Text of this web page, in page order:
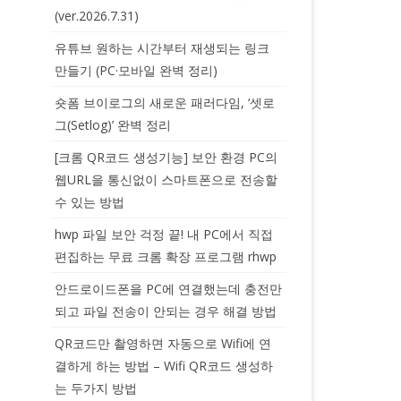
(ver.2026.7.31)
유튜브 원하는 시간부터 재생되는 링크
만들기 (PC·모바일 완벽 정리)
숏폼 브이로그의 새로운 패러다임, ‘셋로
그(Setlog)’ 완벽 정리
[크롬 QR코드 생성기능] 보안 환경 PC의
웹URL을 통신없이 스마트폰으로 전송할
수 있는 방법
hwp 파일 보안 걱정 끝! 내 PC에서 직접
편집하는 무료 크롬 확장 프로그램 rhwp
안드로이드폰을 PC에 연결했는데 충전만
되고 파일 전송이 안되는 경우 해결 방법
QR코드만 촬영하면 자동으로 Wifi에 연
결하게 하는 방법 – Wifi QR코드 생성하
는 두가지 방법